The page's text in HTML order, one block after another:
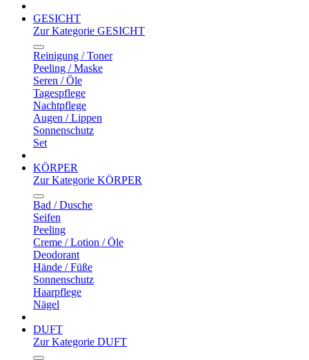
GESICHT
Zur Kategorie GESICHT
Reinigung / Toner
Peeling / Maske
Seren / Öle
Tagespflege
Nachtpflege
Augen / Lippen
Sonnenschutz
Set
KÖRPER
Zur Kategorie KÖRPER
Bad / Dusche
Seifen
Peeling
Creme / Lotion / Öle
Deodorant
Hände / Füße
Sonnenschutz
Haarpflege
Nägel
DUFT
Zur Kategorie DUFT